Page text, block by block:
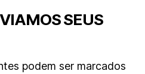
SEUS
podem ser marcados